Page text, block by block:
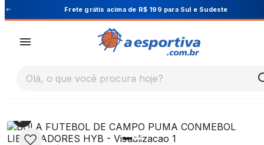
Cupom PRIMEIRA10 para 10% OFF na 1ª
Olá, o que você procura hoje?